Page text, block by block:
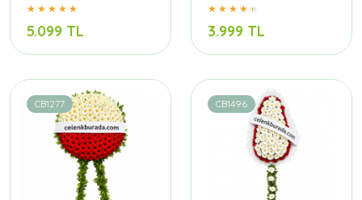
5.099 TL 3.999 TL
CB1277 CB1496